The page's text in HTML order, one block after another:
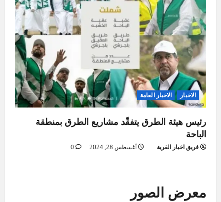
الاخبار الاخبار العامة
رئيس هيئة الطرق يتفقّد مشاريع الطرق بمنطقة
الباحة
فريق اخبار القرية أغسطس 28, 2024 0
معرض الصور